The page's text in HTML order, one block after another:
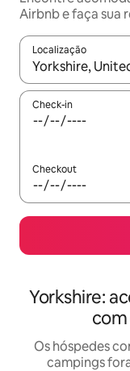
Airbnb e faça sua
Localização
Quando os
Check-in
Checkout
Yorkshire:
Os hóspedes
campings